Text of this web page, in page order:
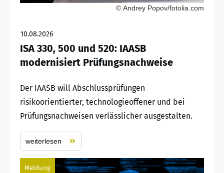
© Andrey Popov/fotolia.com
10.08.2026
ISA 330, 500 und 520: IAASB
modernisiert Prüfungsnachweise
Der IAASB will Abschlussprüfungen
risikoorientierter, technologieoffener und bei
Prüfungsnachweisen verlässlicher ausgestalten.
weiterlesen
Meldung